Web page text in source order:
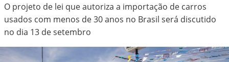
O projeto de lei que autoriza a importação de carros
usados com menos de 30 anos no Brasil será discutido
no dia 13 de setembro